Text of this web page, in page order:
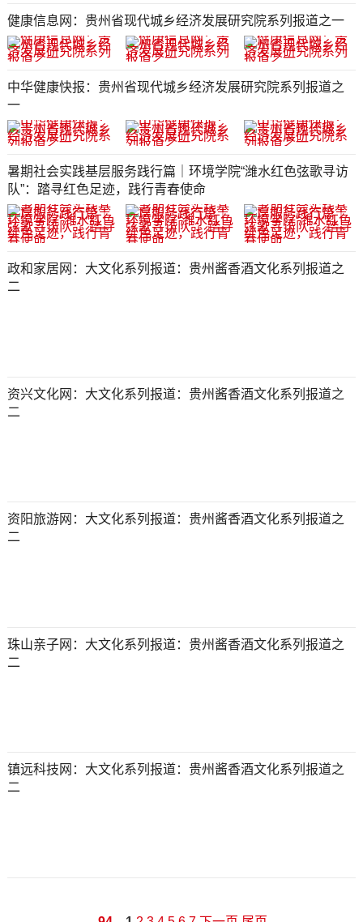
健康信息网：贵州省现代城乡经济发展研究院系列报道之一
中华健康快报：贵州省现代城乡经济发展研究院系列报道之
一
暑期社会实践基层服务践行篇｜环境学院“潍水红色弦歌寻访
队”：踏寻红色足迹，践行青春使命
政和家居网：大文化系列报道：贵州酱香酒文化系列报道之
二
资兴文化网：大文化系列报道：贵州酱香酒文化系列报道之
二
资阳旅游网：大文化系列报道：贵州酱香酒文化系列报道之
二
珠山亲子网：大文化系列报道：贵州酱香酒文化系列报道之
二
镇远科技网：大文化系列报道：贵州酱香酒文化系列报道之
二